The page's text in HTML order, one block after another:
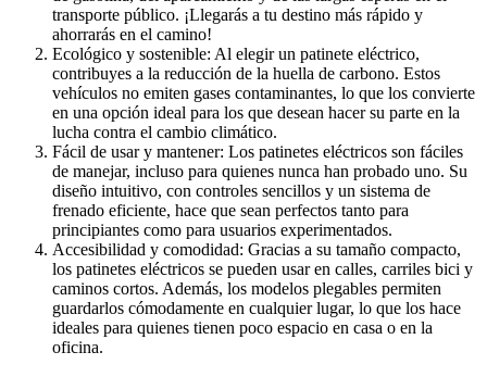
transporte público. ¡Llegarás a tu destino más rápido y
ahorrarás en el camino!
Ecológico y sostenible: Al elegir un patinete eléctrico,
contribuyes a la reducción de la huella de carbono. Estos
vehículos no emiten gases contaminantes, lo que los convierte
en una opción ideal para los que desean hacer su parte en la
lucha contra el cambio climático.
Fácil de usar y mantener: Los patinetes eléctricos son fáciles
de manejar, incluso para quienes nunca han probado uno. Su
diseño intuitivo, con controles sencillos y un sistema de
frenado eficiente, hace que sean perfectos tanto para
principiantes como para usuarios experimentados.
Accesibilidad y comodidad: Gracias a su tamaño compacto,
los patinetes eléctricos se pueden usar en calles, carriles bici y
caminos cortos. Además, los modelos plegables permiten
guardarlos cómodamente en cualquier lugar, lo que los hace
ideales para quienes tienen poco espacio en casa o en la
oficina.